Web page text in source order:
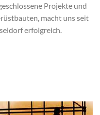
Projekte und
macht uns seit
erfolgreich.